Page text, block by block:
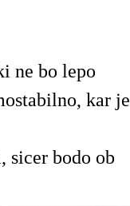
ne bo lepo
kar je
sicer bodo ob